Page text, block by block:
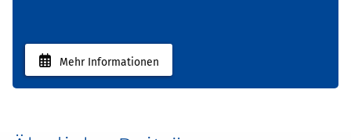
Mehr Informationen